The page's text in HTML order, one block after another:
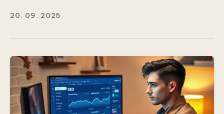
20. 09. 2025